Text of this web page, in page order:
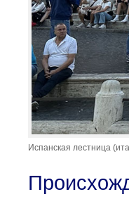
Испанская лестница